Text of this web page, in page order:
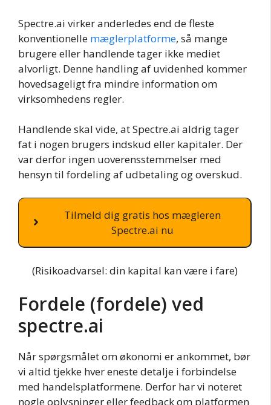
Spectre.ai virker anderledes end de fleste
konventionelle mæglerplatforme, så mange
brugere eller handlende tager ikke mediet
alvorligt. Denne handling af uvidenhed kommer
hovedsageligt fra mindre information om
virksomhedens regler.
Handlende skal vide, at Spectre.ai aldrig tager
fat i nogen brugers indskud eller kapitaler. Der
var derfor ingen uoverensstemmelser med
hensyn til fordeling af udbetaling og overskud.
Tilmeld dig gratis hos mægleren
Spectre.ai nu
(Risikoadvarsel: din kapital kan være i fare)
Fordele (fordele) ved
spectre.ai
Når spørgsmålet om økonomi er ankommet, bør
vi altid tjekke hver eneste detalje i forbindelse
med handelsplatformene. Derfor har vi noteret
nogle oplysninger eller feedback om platformen